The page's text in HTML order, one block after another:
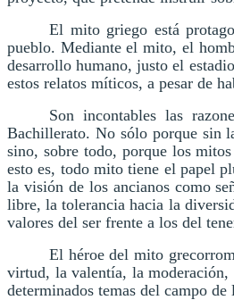
El mito griego está
pueblo. Mediante el mito, el
desarrollo humano, justo el
estos relatos míticos, a pesar de
Son incontables las
Bachillerato. No sólo porque sin
sino, sobre todo, porque los
esto es, todo mito tiene el papel
la visión de los ancianos como
libre, la tolerancia hacia la
valores del ser frente a los del
El héroe del mito
virtud, la valentía, la
determinados temas del campo